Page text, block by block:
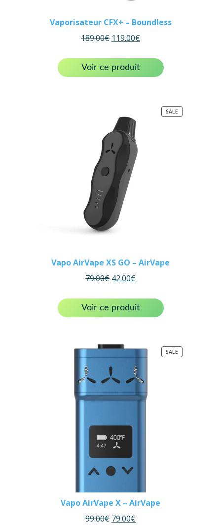
Vaporisateur CFX+ – Boundless
189.00€ 119.00€
Voir ce produit
SALE
ON
Vapo AirVape XS GO – AirVape
79.00€ 42.00€
Voir ce produit
SALE
ON
Vapo AirVape X – AirVape
99.00€ 79.00€